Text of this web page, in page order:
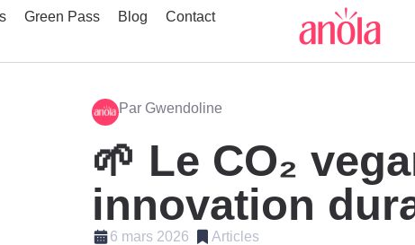
Green Pass Blog Contact
Par Gwendoline
🌱 Le CO₂
innovation
6 mars 2026 Articles